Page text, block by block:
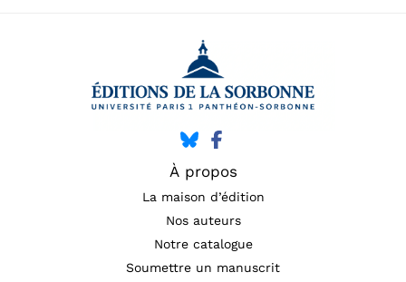
À propos
La maison d’édition
Nos auteurs
Notre catalogue
Soumettre un manuscrit